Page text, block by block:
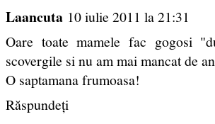
Laancuta 10 iulie 2011 la 21:31
Oare toate mamele fac gogosi
scovergile si nu am mai mancat de
O saptamana frumoasa!
Răspundeți